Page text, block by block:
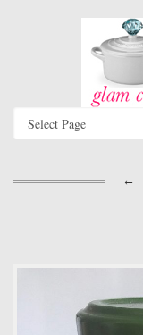
←